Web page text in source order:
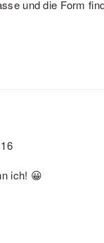
und die Form
ich! 😀